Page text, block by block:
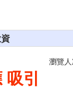
瀏覽人
引